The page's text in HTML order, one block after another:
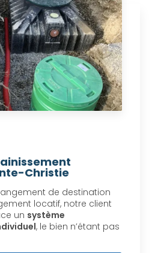
Christie
de destination
locatif, notre client
un système
, le bien n’étant pas